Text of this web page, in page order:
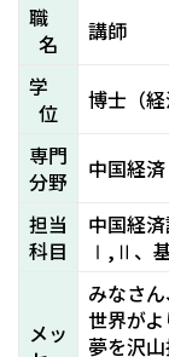
職
名
講師
学
位
博士（経
専門
分野
中国経済
担当
科目
中国経
Ⅰ,Ⅱ、
メッ
みなさ
世界が
夢を沢